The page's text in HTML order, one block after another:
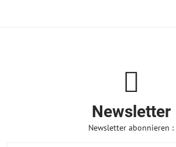
Newsletter
Newsletter abonnieren :